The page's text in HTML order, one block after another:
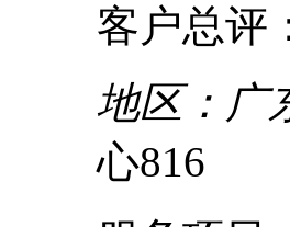
客户总评
地区：广
心816